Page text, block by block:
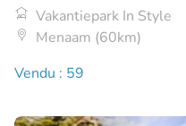
Vakantiepark In Style
Menaam (60km)
Vendu : 59